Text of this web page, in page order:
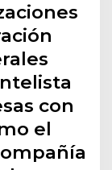
con
el